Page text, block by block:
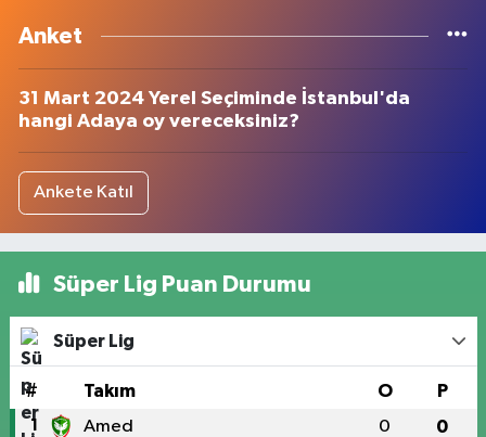
Anket
31 Mart 2024 Yerel Seçiminde İstanbul'da
hangi Adaya oy vereceksiniz?
Ankete Katıl
Süper Lig Puan Durumu
Süper Lig
# Takım O P
1 Amed 0 0